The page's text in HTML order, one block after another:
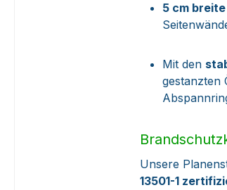
5 cm
Mit den
gestanzten
Unsere
13501-1